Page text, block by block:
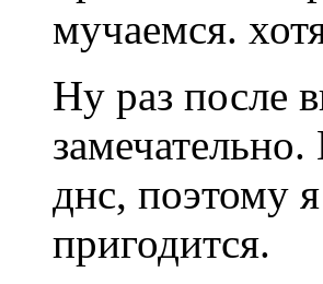
мучаемся.
Ну раз после
днс, поэтому
пригодится.